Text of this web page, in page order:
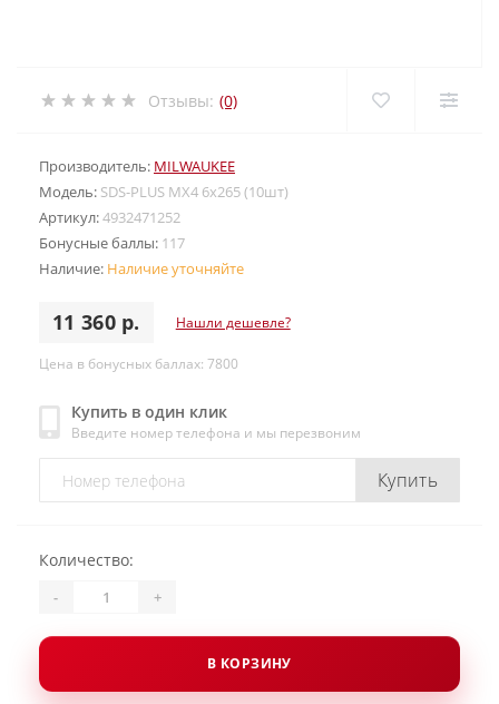
Отзывы: (0)
Производитель: MILWAUKEE
Модель: SDS-PLUS MX4 6х265 (10шт)
Артикул:4932471252
Бонусные баллы: 117
Наличие: Наличие уточняйте
11 360 р. Нашли дешевле?
Цена в бонусных баллах: 7800
Купить в один клик
Введите номер телефона и мы перезвоним
Купить
Количество:
- +
В КОРЗИНУ